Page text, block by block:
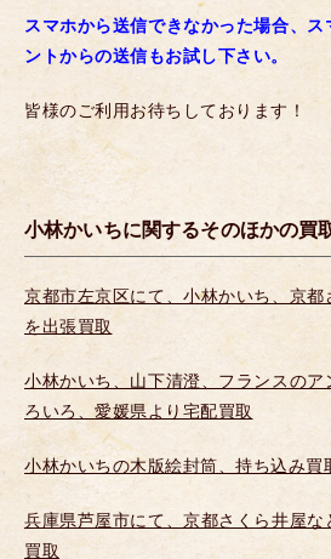
スマホから送信できなかった場合、
ントからの送信もお試し下さい。
皆様のご利用お待ちしております！
小林かいちに関するそのほかの買
京都市左京区にて、小林かいち、京
を出張買取
小林かいち、山下清澄、フランスの
ろいろ、愛媛県より宅配買取
小林かいちの木版絵封筒、持ち込み買
兵庫県芦屋市にて、京都さくら井屋
買取